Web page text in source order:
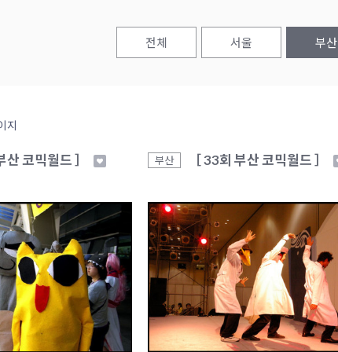
전체 서울 부산
지
산 코믹월드 ］ 부산 ［ 33회 부산 코믹월드 ］